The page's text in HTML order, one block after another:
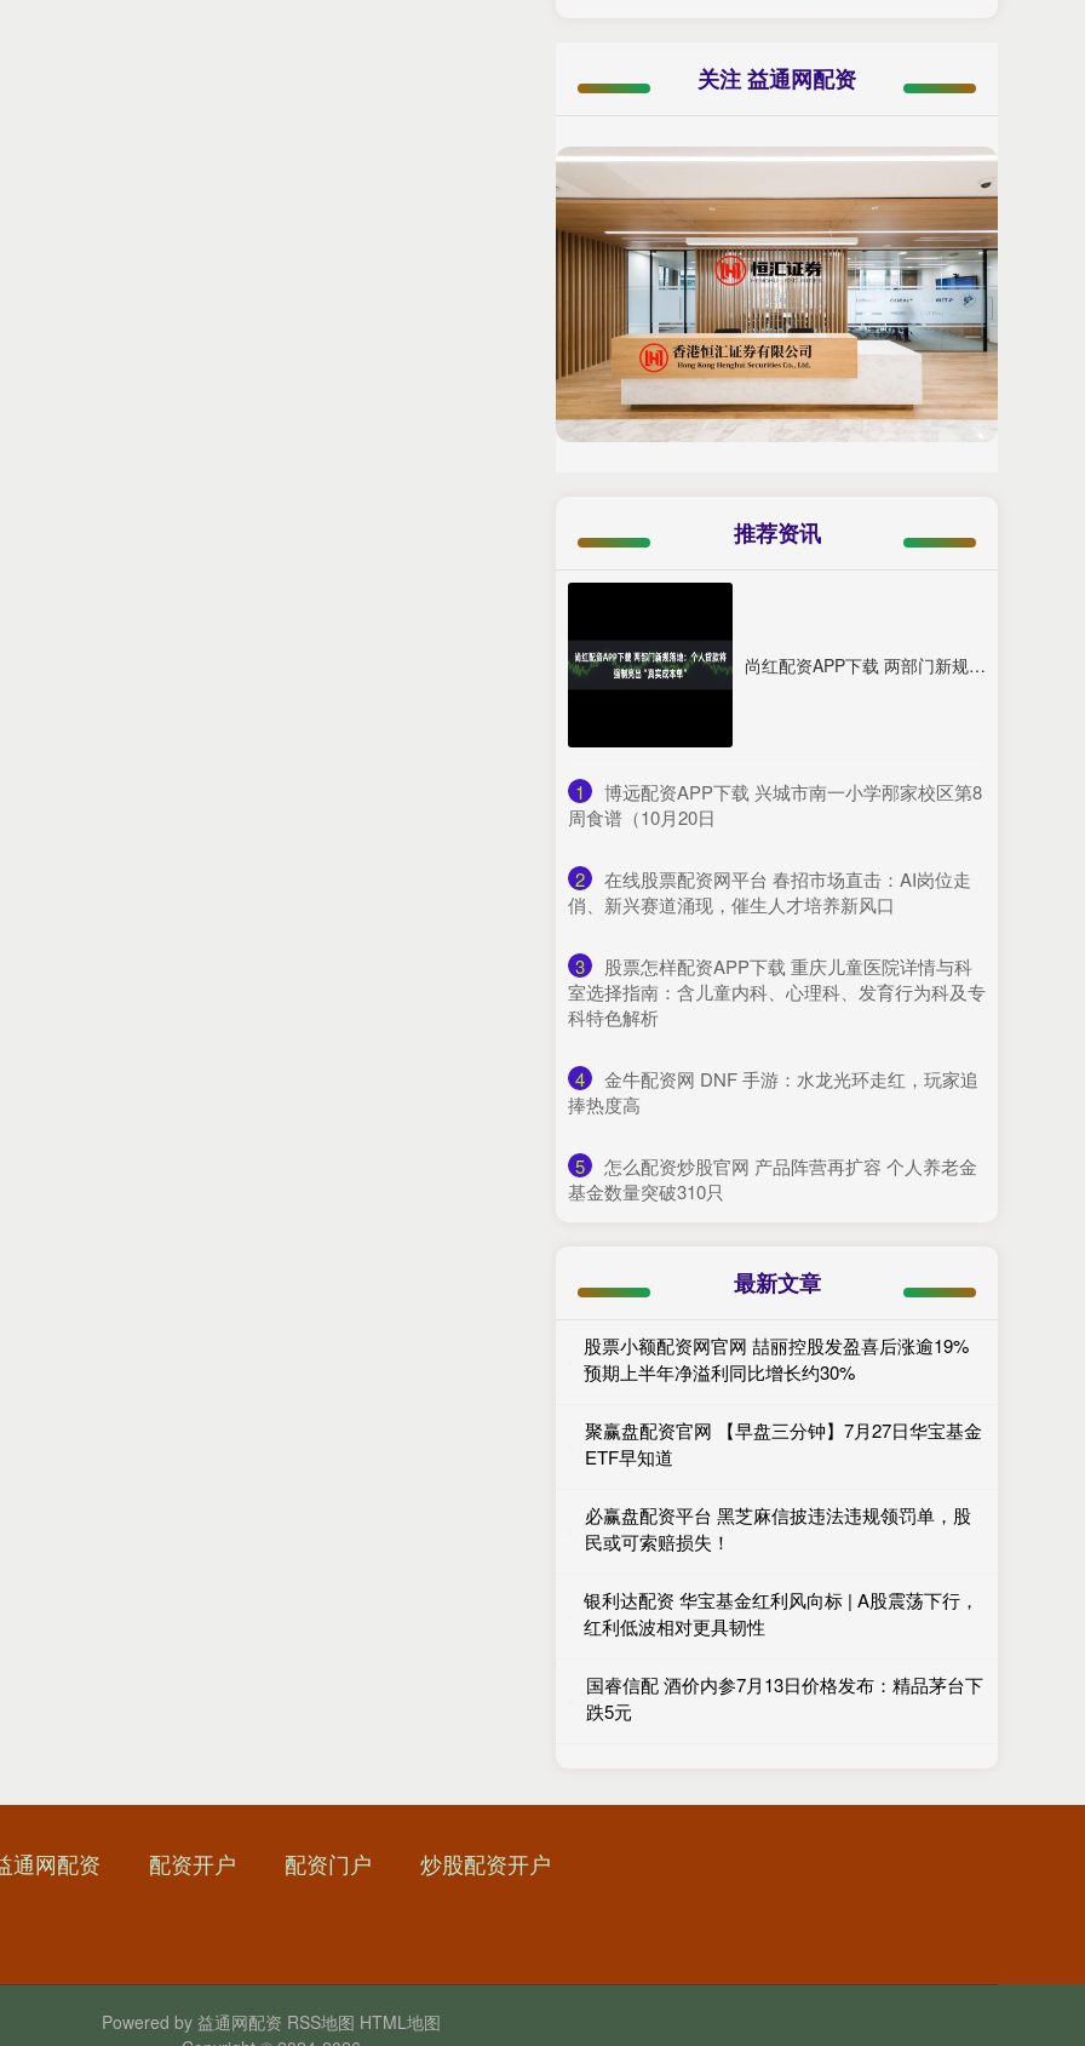
关注 益通网配资
推荐资讯
尚红配资APP下载 两部门新规落地：个人贷款将强制亮出“真实成本单”
1
​博远配资APP下载 兴城市南一小学邴家校区第8
周食谱（10月20日
2
​在线股票配资网平台 春招市场直击：AI岗位走
俏、新兴赛道涌现，催生人才培养新风口
3
​股票怎样配资APP下载 重庆儿童医院详情与科
室选择指南：含儿童内科、心理科、发育行为科及专
科特色解析
4
​金牛配资网 DNF 手游：水龙光环走红，玩家追
捧热度高
5
​怎么配资炒股官网 产品阵营再扩容 个人养老金
基金数量突破310只
最新文章
股票小额配资网官网 喆丽控股发盈喜后涨逾19%
预期上半年净溢利同比增长约30%
聚赢盘配资官网 【早盘三分钟】7月27日华宝基金
ETF早知道
必赢盘配资平台 黑芝麻信披违法违规领罚单，股
民或可索赔损失！
银利达配资 华宝基金红利风向标 | A股震荡下行，
红利低波相对更具韧性
国睿信配 酒价内参7月13日价格发布：精品茅台下
跌5元
通网配资 配资开户 配资门户 炒股配资开户
Powered by 益通网配资 RSS地图 HTML地图